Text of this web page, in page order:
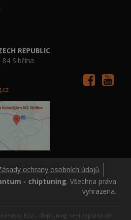
REPUBLIC
Sibřina
ochrany osobních údajů
- chiptuning. Všechna práva
vyhrazena.
ECU - chiptuning není zapsána dle